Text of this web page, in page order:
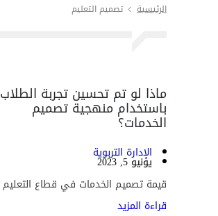
الرئيسية تصميم التعليم
ماذا لو تم تحسين تجربة الطلاب
باستخدام منهجية تصميم
الخدمات؟
الإدارة التربوية
يونيو 5, 2023
قيمة تصميم الخدمات في قطاع التعليم
قراءة المزيد